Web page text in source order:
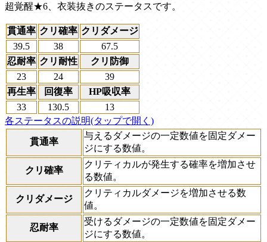
超覚醒★6、衣装抜きのステータスです。
貫通率 クリ確率 クリダメージ
39.5
38
67.5
忍耐率 クリ耐性
クリ防御
23
24
39
再生率
回復率
HP吸収率
33
130.5
13
各ステータスの説明(タップで開く)
貫通率
与えるダメージの一定数値を固定ダメー
ジにする数値。
クリ確率
クリティカルが発生する確率を増加させ
る数値。
クリダメージ
クリティカルダメージを増加させる数
値。
忍耐率
受けるダメージの一定数値を固定ダメー
ジにする数値。